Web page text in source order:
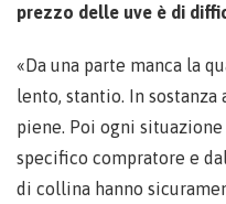
prezzo delle uve è di
«Da una parte manca la
lento, stantio. In
piene. Poi ogni
specifico compratore e
di collina hanno